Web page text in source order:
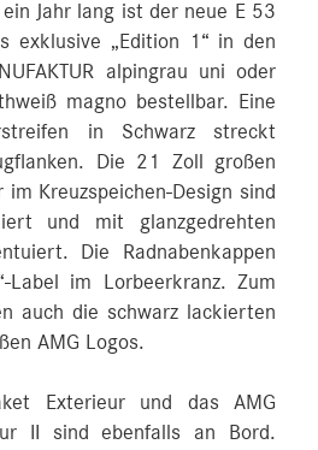
Jahr lang ist der neue E 53
exklusive „Edition 1“ in den
alpingrau uni oder
magno bestellbar. Eine
in Schwarz streckt
Die 21 Zoll großen
im Kreuzspeichen-Design sind
und mit glanzgedrehten
Die Radnabenkappen
Label im Lorbeerkranz. Zum
auch die schwarz lackierten
AMG Logos.
Exterieur und das AMG
II sind ebenfalls an Bord.